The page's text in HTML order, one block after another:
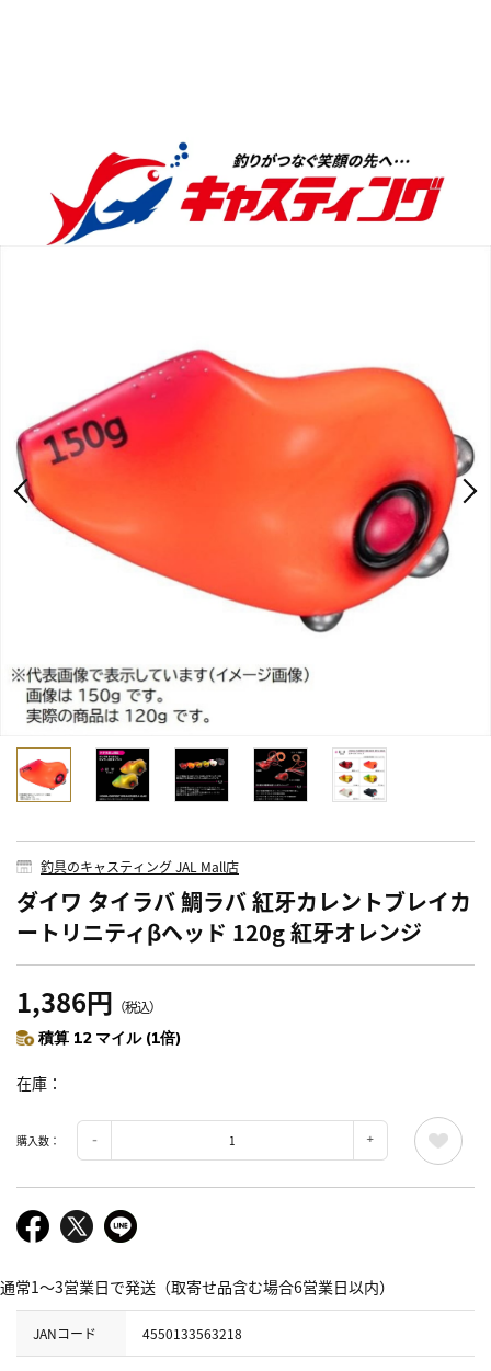
釣具のキャスティング JAL Mall店
ダイワ タイラバ 鯛ラバ 紅牙カレントブレイカ
ートリニティβヘッド 120g 紅牙オレンジ
1,386円 （税込）
積算 12 マイル (1倍)
在庫
購入数：
通常1～3営業日で発送（取寄せ品含む場合6営業日以内）
JANコード 4550133563218